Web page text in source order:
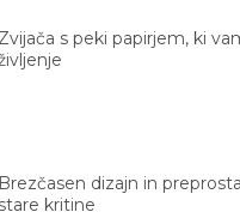
Zvijača s peki papirjem, ki
Brezčasen dizajn in
stare kritine